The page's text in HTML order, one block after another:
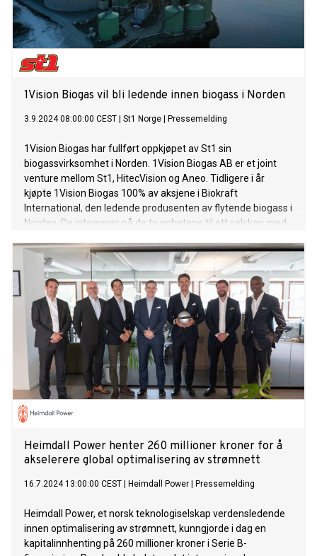
1Vision Biogas vil bli ledende innen biogass i Norden
3.9.2024 08:00:00 CEST St1 Norge Pressemelding
1Vision Biogas har fullført oppkjøpet av St1 sin
biogassvirksomhet i Norden. 1Vision Biogas AB er et joint
venture mellom St1, HitecVision og Aneo. Tidligere i år
kjøpte 1Vision Biogas 100% av aksjene i Biokraft
International, den ledende produsenten av flytende biogass i
Norden. De integrerer nå de to enhetene til ett selskap med
Heimdall Power henter 260 millioner kroner for å
akselerere global optimalisering av strømnett
16.7.2024 13:00:00 CEST Heimdall Power Pressemelding
Heimdall Power, et norsk teknologiselskap verdensledende
innen optimalisering av strømnett, kunngjorde i dag en
kapitalinnhenting på 260 millioner kroner i Serie B-